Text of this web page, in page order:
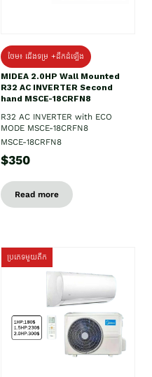
ថែម៖ ជើងទម្រ +ដឹកដំឡើង
MIDEA 2.0HP Wall Mounted
R32 AC INVERTER Second
hand MSCE-18CRFN8
R32 AC INVERTER with ECO
MODE MSCE-18CRFN8
MSCE-18CRFN8
$350
Read more
ប្រភេទមួយតឹក